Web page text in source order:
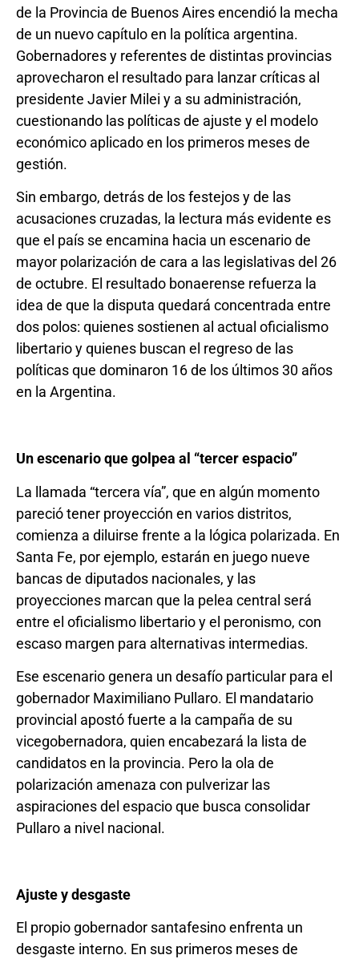
de la Provincia de Buenos Aires encendió la mecha
de un nuevo capítulo en la política argentina.
Gobernadores y referentes de distintas provincias
aprovecharon el resultado para lanzar críticas al
presidente Javier Milei y a su administración,
cuestionando las políticas de ajuste y el modelo
económico aplicado en los primeros meses de
gestión.
Sin embargo, detrás de los festejos y de las
acusaciones cruzadas, la lectura más evidente es
que el país se encamina hacia un escenario de
mayor polarización de cara a las legislativas del 26
de octubre. El resultado bonaerense refuerza la
idea de que la disputa quedará concentrada entre
dos polos: quienes sostienen al actual oficialismo
libertario y quienes buscan el regreso de las
políticas que dominaron 16 de los últimos 30 años
en la Argentina.
Un escenario que golpea al “tercer espacio”
La llamada “tercera vía”, que en algún momento
pareció tener proyección en varios distritos,
comienza a diluirse frente a la lógica polarizada. En
Santa Fe, por ejemplo, estarán en juego nueve
bancas de diputados nacionales, y las
proyecciones marcan que la pelea central será
entre el oficialismo libertario y el peronismo, con
escaso margen para alternativas intermedias.
Ese escenario genera un desafío particular para el
gobernador Maximiliano Pullaro. El mandatario
provincial apostó fuerte a la campaña de su
vicegobernadora, quien encabezará la lista de
candidatos en la provincia. Pero la ola de
polarización amenaza con pulverizar las
aspiraciones del espacio que busca consolidar
Pullaro a nivel nacional.
Ajuste y desgaste
El propio gobernador santafesino enfrenta un
desgaste interno. En sus primeros meses de